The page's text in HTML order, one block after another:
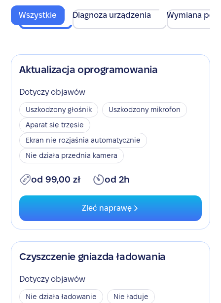
Wszystkie Diagnoza urządzenia Wymiana
Aktualizacja oprogramowania
Dotyczy objawów
Uszkodzony głośnik
Uszkodzony mikrofon
Aparat się trzęsie
Ekran nie rozjaśnia automatycznie
Nie działa przednia kamera
od 99,00 zł od 2h
Zleć naprawę
Czyszczenie gniazda ładowania
Dotyczy objawów
Nie działa ładowanie
Nie ładuje